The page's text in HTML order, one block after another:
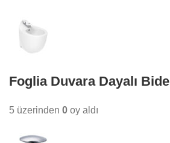
Foglia Duvara Dayalı Bide
5 üzerinden 0 oy aldı